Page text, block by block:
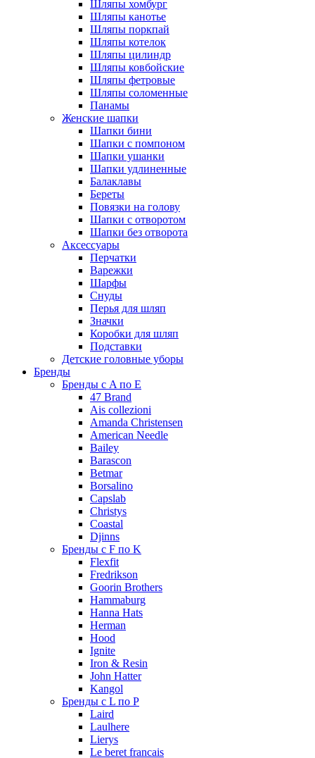
Шляпы хомбург
Шляпы канотье
Шляпы поркпай
Шляпы котелок
Шляпы цилиндр
Шляпы ковбойские
Шляпы фетровые
Шляпы соломенные
Панамы
Женские шапки
Шапки бини
Шапки с помпоном
Шапки ушанки
Шапки удлиненные
Балаклавы
Береты
Повязки на голову
Шапки с отворотом
Шапки без отворота
Аксессуары
Перчатки
Варежки
Шарфы
Снуды
Перья для шляп
Значки
Коробки для шляп
Подставки
Детские головные уборы
Бренды
Бренды с A по E
47 Brand
Ais collezioni
Amanda Christensen
American Needle
Bailey
Barascon
Betmar
Borsalino
Capslab
Christys
Coastal
Djinns
Бренды с F по K
Flexfit
Fredrikson
Goorin Brothers
Hammaburg
Hanna Hats
Herman
Hood
Ignite
Iron & Resin
John Hatter
Kangol
Бренды с L по P
Laird
Laulhere
Lierys
Le beret francais